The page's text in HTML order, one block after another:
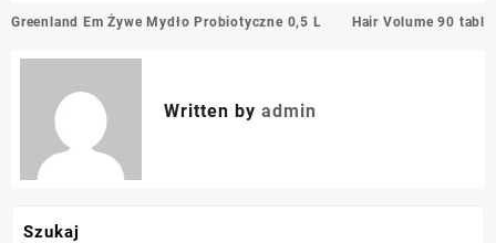
Nawigacja
Greenland Em Żywe Mydło Probiotyczne 0,5 L Hair Volume 90 tabl
Written by admin
Szukaj